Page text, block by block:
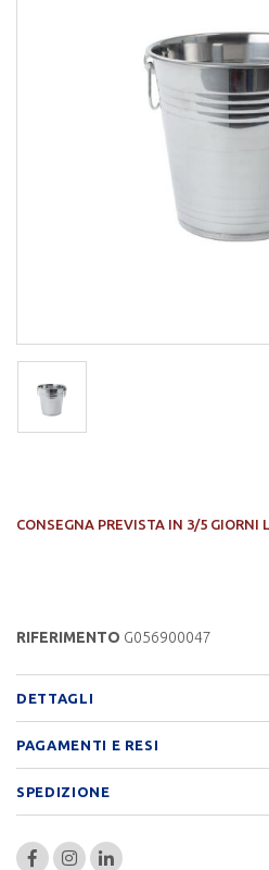
CONSEGNA PREVISTA IN 3/5 GIORNI
RIFERIMENTO G056900047
DETTAGLI
PAGAMENTI E RESI
SPEDIZIONE